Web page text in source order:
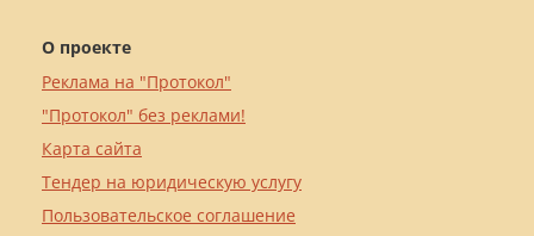
О проекте
Реклама на "Протокол"
"Протокол" без реклами!
Карта сайта
Тендер на юридическую услугу
Пользовательское соглашение